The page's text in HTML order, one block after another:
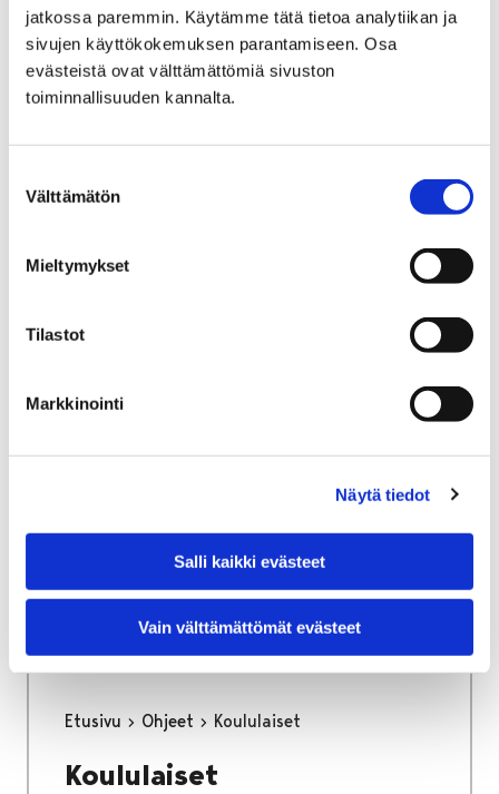
jatkossa paremmin. Käytämme tätä tietoa analytiikan ja
sivujen käyttökokemuksen parantamiseen. Osa
evästeistä ovat välttämättömiä sivuston
toiminnallisuuden kannalta.
valinta
Välttämätön
Mieltymykset
Tilastot
Markkinointi
Näytä tiedot
Salli kaikki evästeet
Vain välttämättömät evästeet
Lasten kanssa bussissa
Matkustatko lasten kanssa
joukkoliikenteessä? Katso täältä vinkit lasten
Etusivu
hanke 2024
Etusivu Ohjeet Koululaiset
Koululaiset